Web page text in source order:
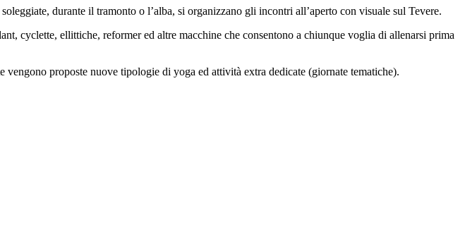
durante il tramonto o l’alba, si organizzano gli incontri all’aperto con visuale sul Tevere.
cyclette, ellittiche, reformer ed altre macchine che consentono a chiunque voglia di allenarsi prima
proposte nuove tipologie di yoga ed attività extra dedicate (giornate tematiche).